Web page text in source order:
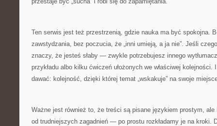
Ten serwis jest też przestrzenią, gdzie nauka ma być spokojna.
zawstydzania, bez poczucia, że „inni umieją, a ja nie”. Jeśli
znaczy, że jesteś słaby — zwykle potrzebujesz innego
przykładu albo kilku ćwiczeń ułożonych we właściwej kolejności.
dawać: kolejność, dzięki której temat „wskakuje” na swoje
Ważne jest również to, że treści są pisane językiem prostym, ale
od trudniejszych zagadnień — po prostu rozkładamy je na kroki.